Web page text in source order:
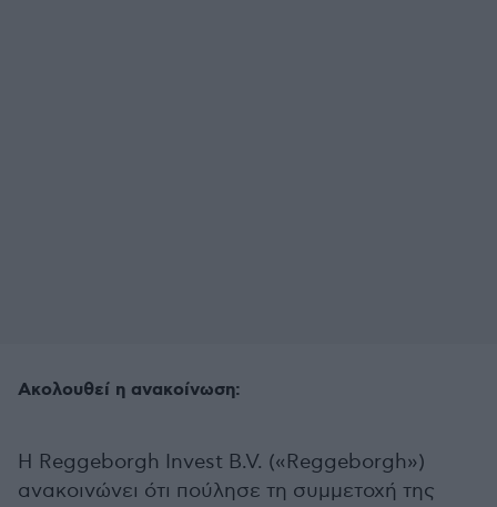
Ακολουθεί η ανακοίνωση:
Η Reggeborgh Invest B.V. («Reggeborgh»)
ανακοινώνει ότι πούλησε τη συμμετοχή της